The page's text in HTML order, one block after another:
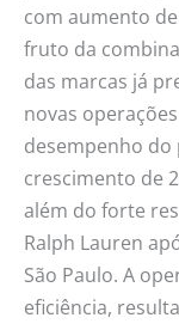
com aumento
fruto da
das marcas já
novas
desempenho
crescimento de
além do forte
Ralph Lauren
São Paulo. A
eficiência,